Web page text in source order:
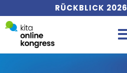
RÜCKBLICK